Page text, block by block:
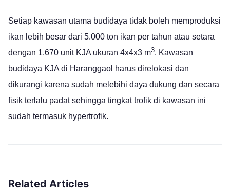
Setiap kawasan utama budidaya tidak boleh memproduksi
ikan lebih besar dari 5.000 ton ikan per tahun atau setara
dengan 1.670 unit KJA ukuran 4x4x3 m3. Kawasan
budidaya KJA di Haranggaol harus direlokasi dan
dikurangi karena sudah melebihi daya dukung dan secara
fisik terlalu padat sehingga tingkat trofik di kawasan ini
sudah termasuk hypertrofik.
Related Articles